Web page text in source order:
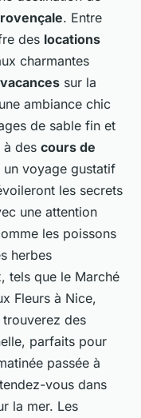
. Entre
des locations
charmantes
sur la
ambiance chic
de sable fin et
à des cours de
voyage gustatif
les secrets
une attention
les poissons
herbes
tels que le Marché
Fleurs à Nice,
des
parfaits pour
passée à
vous dans
la mer. Les